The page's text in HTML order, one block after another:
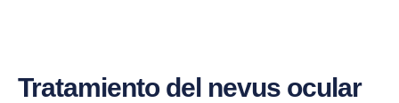
Tratamiento del nevus ocular